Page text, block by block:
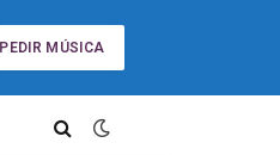
PEDIR MÚSICA